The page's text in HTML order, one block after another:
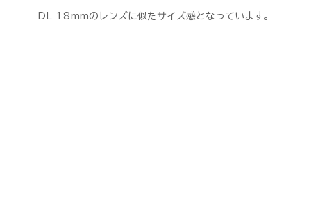
DL 18mmのレンズに似たサイズ感となっています。